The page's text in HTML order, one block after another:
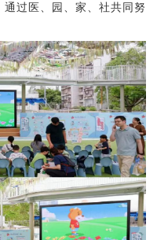
过医、园、家、社共同努